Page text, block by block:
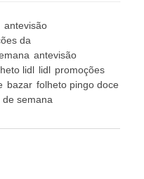
antevisão
da
antevisão
lidl lidl promoções
bazar folheto pingo doce
de semana